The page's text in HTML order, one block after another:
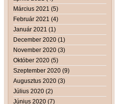
Március 2021 (5)
Február 2021 (4)
Január 2021 (1)
December 2020 (1)
November 2020 (3)
Október 2020 (5)
Szeptember 2020 (9)
Augusztus 2020 (3)
Július 2020 (2)
Június 2020 (7)